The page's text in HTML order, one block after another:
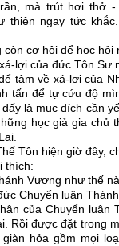
mà trút hơi thở
thiên ngay tức
cơ hội để học hỏi
lợi của đức Tôn Sư
tâm về xá-lợi của
tấn để tự cứu độ
là mục đích cần
học giả gia chủ
Tôn hiện giờ đây,
thích:
Vương như thế
Chuyển luân
của Chuyển luân
Rồi được đặt trong
hỏa gồm mọi